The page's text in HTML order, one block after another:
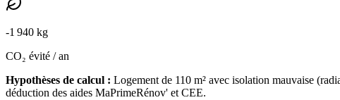
-1 940 kg
CO₂ évité / an
Hypothèses de calcul : Logement de 110 m² avec isolation mauvaise (
déduction des aides MaPrimeRénov' et CEE.